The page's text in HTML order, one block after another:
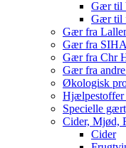
Gær til
Gær til
Gær fra
Gær fra SIHA
Gær fra Chr
Gær fra
Økologisk
Specielle
Cider, Mjød,
Cider